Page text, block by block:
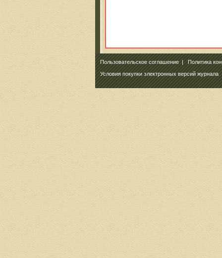
Пользовательское соглашение|Политика
Условия покупки электронных версий журнала